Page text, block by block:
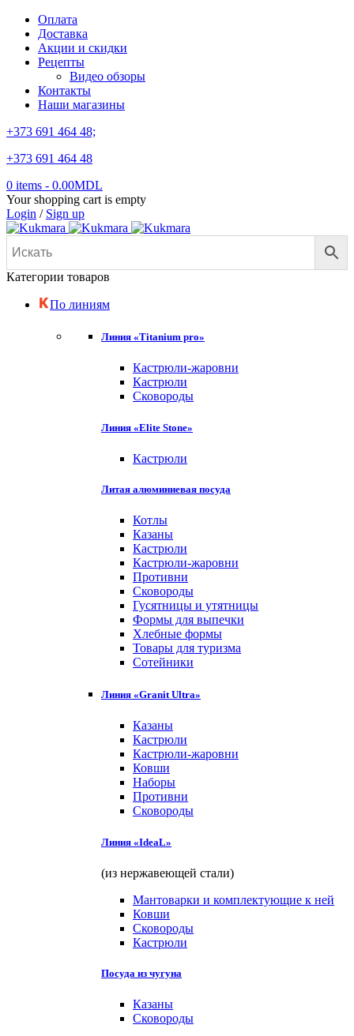
Оплата
Доставка
Акции и скидки
Рецепты
Видео обзоры
Контакты
Наши магазины
+373 691 464 48;
+373 691 464 48
0 items - 0.00MDL
Your shopping cart is empty
Login / Sign up
Категории товаров
По линиям
Линия «Titanium pro»
Кастрюли-жаровни
Кастрюли
Сковороды
Линия «Elite Stone»
Кастрюли
Литая алюминиевая посуда
Котлы
Казаны
Кастрюли
Кастрюли-жаровни
Противни
Сковороды
Гусятницы и утятницы
Формы для выпечки
Хлебные формы
Товары для туризма
Сотейники
Линия «Granit Ultra»
Казаны
Кастрюли
Кастрюли-жаровни
Ковши
Наборы
Противни
Сковороды
Линия «IdeaL»
(из нержавеющей стали)
Мантоварки и комплектующие к ней
Ковши
Сковороды
Кастрюли
Посуда из чугуна
Казаны
Сковороды